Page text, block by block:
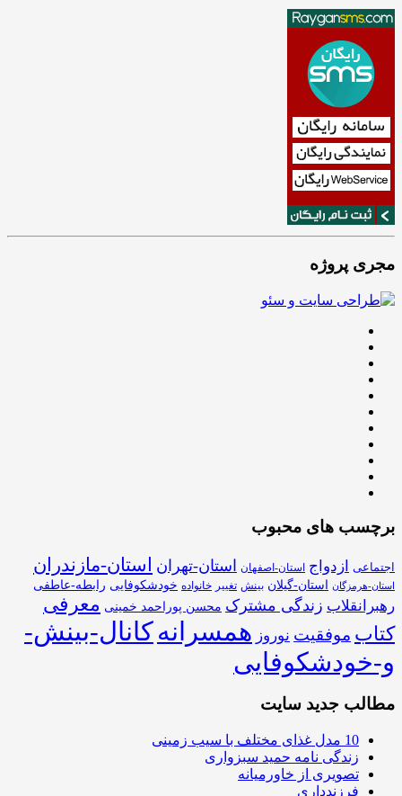
مجری پروژه
برچسب های محبوب
اجتماعی ازدواج استان-اصفهان استان-تهران استان-مازندران
استان-هرمزگان استان-گیلان بینش تغییر خانواده خودشکوفایی رابطه-عاطفی
رهبرانقلاب زندگی مشترک محسن پوراحمد خمینی معرفی
کتاب موفقیت نوروز همسرانهکانال-بینش-
و-خودشکوفایی
مطالب جدید سایت
10 مدل غذای مختلف با سیب زمینی
زندگی نامه حمید سبزواری
تصویری از خاورمیانه
فرزندداری